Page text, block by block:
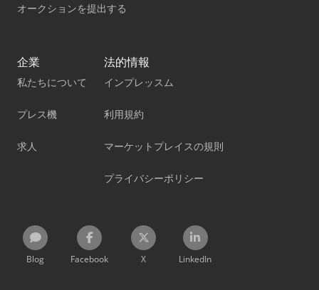
オークションを提出する
企業
私たちについて
プレス機
求人
法的情報
インプレッスム
利用規約
マーケットプレイスの規則
プライバシーポリシー
Blog Facebook X LinkedIn